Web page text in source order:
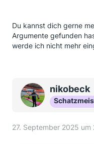
Du kannst dich gerne
Argumente gefunden
werde ich nicht mehr
nikobeck
27. September 2025 um